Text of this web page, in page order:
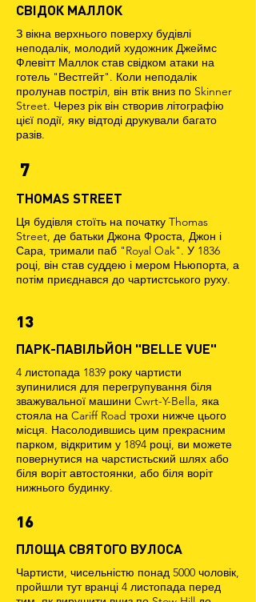
СВІДОК МАЛЛОК
З вікна верхнього поверху будівлі
неподалік, молодий художник Джеймс
Флевітт Маллок став свідком атаки на
готель "Вестгейт". Коли неподалік
пролунав постріл, він втік вниз по Skinner
Street. Через рік він створив літографію
цієї події, яку відтоді друкували багато
разів.
7
THOMAS STREET
Ця будівля стоїть на початку Thomas
Street, де батьки Джона Фроста, Джон і
Сара, тримали паб "Royal Oak". У 1836
році, він став суддею і мером Ньюпорта, а
потім приєднався до чартистського руху.
13
ПАРК-ПАВІЛЬЙОН "BELLE VUE"
4 листопада 1839 року чартисти
зупинилися для перегрупування біля
зважувальної машини Cwrt-Y-Bella, яка
стояла на Cariff Road трохи нижче цього
місця. Насолодившись цим прекрасним
парком, відкритим у 1894 році, ви можете
повернутися на чарстистьский шлях або
біля воріт автостоянки, або біля воріт
нижнього будинку.
16
ПЛОЩА СВЯТОГО ВУЛОСА
Чартисти, чисельністю понад 5000 чоловік,
пройшли тут вранці 4 листопада перед